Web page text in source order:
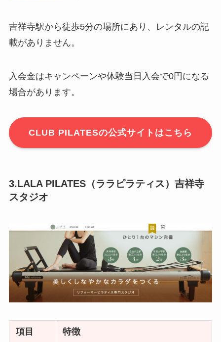
吉祥寺駅から徒歩5分の場所にあり、レンタルの記
載がありません。
入会金はキャンペーンや体験当日入会で0円になる
場合があります。
CLUB PILATESの公式サイトはこちら
3.LALA PILATES（ララピラティス）吉祥寺
スタジオ
項目 特徴